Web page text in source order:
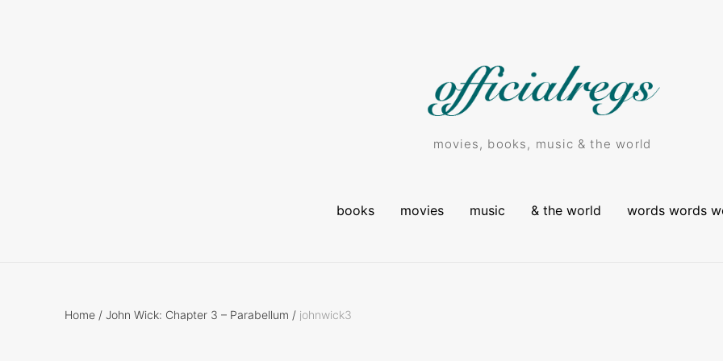
movies, books, music & the world
books movies music & the world words words
Home / John Wick: Chapter 3 – Parabellum / johnwick3